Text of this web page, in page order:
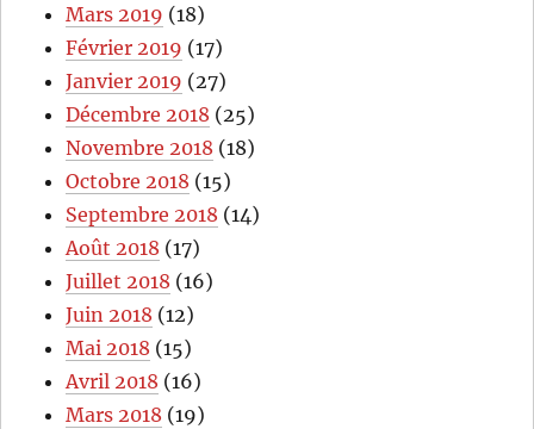
Mars 2019 (18)
Février 2019 (17)
Janvier 2019 (27)
Décembre 2018 (25)
Novembre 2018 (18)
Octobre 2018 (15)
Septembre 2018 (14)
Août 2018 (17)
Juillet 2018 (16)
Juin 2018 (12)
Mai 2018 (15)
Avril 2018 (16)
Mars 2018 (19)